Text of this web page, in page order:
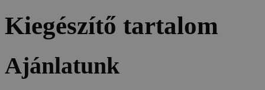
Kiegészítő tartalom
Ajánlatunk